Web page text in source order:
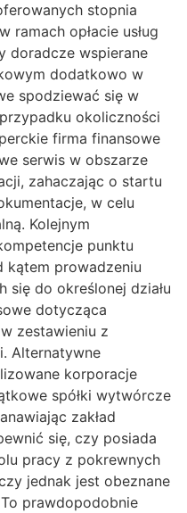
stopnia
ramach opłacie usług
doradcze wspierane
dodatkowo w
spodziewać się w
okoliczności
firma finansowe
serwis w obszarze
zahaczając o startu
w celu
Kolejnym
punktu
kątem prowadzeniu
się do określonej działu
dotycząca
zestawieniu z
Alternatywne
korporacje
spółki wytwórcze
zakład
się, czy posiada
pracy z pokrewnych
jednak jest obeznane
prawdopodobnie